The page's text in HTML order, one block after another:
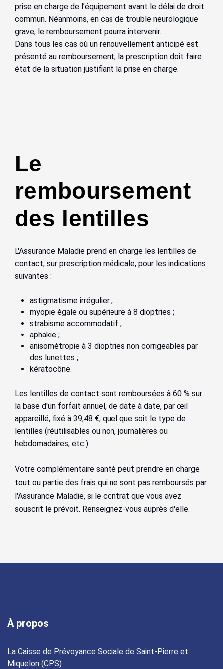
prise en charge de l’équipement avant le délai de droit
commun. Néanmoins, en cas de trouble neurologique
grave, le remboursement pourra intervenir.
Dans tous les cas où un renouvellement anticipé est
présenté au remboursement, la prescription doit faire
état de la situation justifiant la prise en charge.
Le
remboursement
des lentilles
L'Assurance Maladie prend en charge les lentilles de
contact, sur prescription médicale, pour les indications
suivantes :
astigmatisme irrégulier ;
myopie égale ou supérieure à 8 dioptries ;
strabisme accommodatif ;
aphakie ;
anisométropie à 3 dioptries non corrigeables par
des lunettes ;
kératocône.
Les lentilles de contact sont remboursées à 60 % sur
la base d'un forfait annuel, de date à date, par œil
appareillé, fixé à 39,48 €, quel que soit le type de
lentilles (réutilisables ou non, journalières ou
hebdomadaires, etc.)
Votre complémentaire santé peut prendre en charge
tout ou partie des frais qui ne sont pas remboursés par
l'Assurance Maladie, si le contrat que vous avez
souscrit le prévoit. Renseignez-vous auprès d'elle.
À propos
La Caisse de Prévoyance Sociale de Saint-Pierre et
Miquelon (CPS)